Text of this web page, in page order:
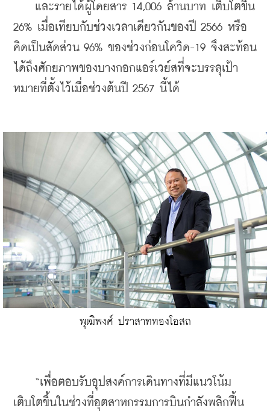
และรายได้ผู้โดยสาร 14,006 ล้านบาท เติบโตขึ้น
26% เมื่อเทียบกับช่วงเวลาเดียวกันของปี 2566 หรือ
คิดเป็นสัดส่วน 96% ของช่วงก่อนโควิด-19 จึงสะท้อน
ได้ถึงศักยภาพของบางกอกแอร์เวย์สที่จะบรรลุเป้า
หมายที่ตั้งไว้เมื่อช่วงต้นปี 2567 นี้ได้
พุฒิพงศ์ ปราสาททองโอสถ
“เพื่อตอบรับอุปสงค์การเดินทางที่มีแนวโน้ม
เติบโตขึ้นในช่วงที่อุตสาหกรรมการบินกำลังพลิกฟื้น